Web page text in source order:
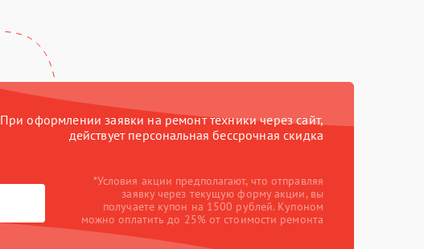
При оформлении заявки на ремонт техники через сайт,
действует персональная бессрочная скидка
*Условия акции предполагают, что отправляя
заявку через текущую форму акции, вы
получаете купон на 1500 рублей. Купоном
можно оплатить до 25% от стоимости ремонта